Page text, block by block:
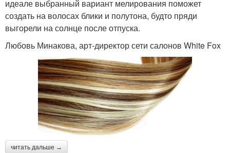
идеале выбранный вариант мелирования поможет
создать на волосах блики и полутона, будто пряди
выгорели на солнце после отпуска.
Любовь Минакова, арт-директор сети салонов White Fox
читать дальше →